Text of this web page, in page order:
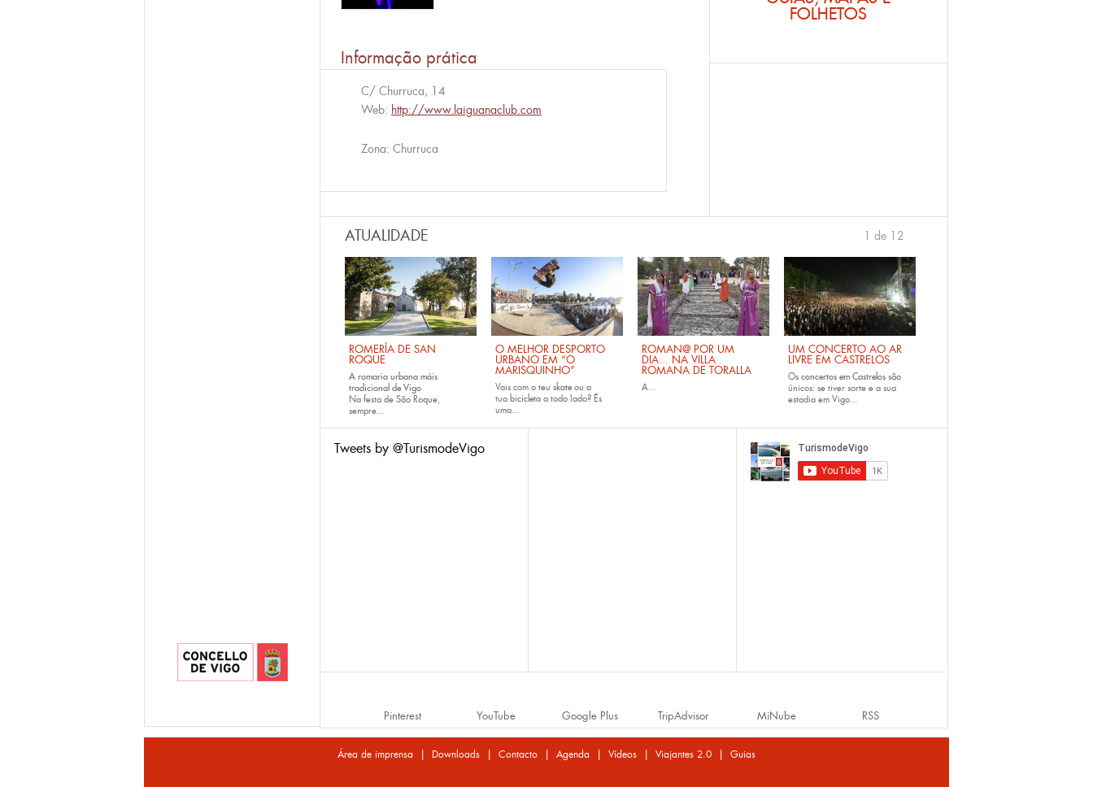
Informação prática
C/ Churruca, 14
Web: http://www.laiguanaclub.com
Zona: Churruca
FOLHETOS
ATUALIDADE
ROMERÍA DE SAN
ROQUE
A romaria urbana máis
tradicional de Vigo
Na festa de São Roque,
sempre...
O MELHOR DESPORTO
URBANO EM “O
MARISQUINHO”
Vais com o teu skateou a
tua bicicleta a todo lado? És
uma...
ROMAN@ POR UM
DIA... NA VILLA
ROMANA DE TORALLA
A...
UM CONCERTO AO AR
LIVRE EM CASTRELOS
Os concertos em Castrelos são
únicos: se tiver sorte e a sua
estadia em Vigo...
1 de 12
Tweets by @TurismodeVigo
Pinterest YouTube Google Plus TripAdvisor MiNube RSS
Área de imprensa | Downloads | Contacto | Agenda | Vídeos | Viajantes 2.0 | Guias